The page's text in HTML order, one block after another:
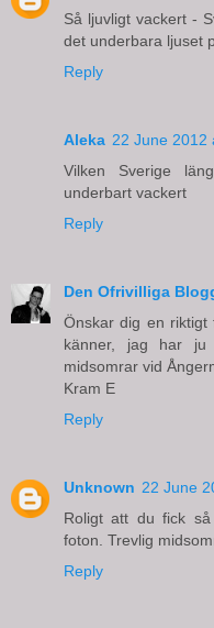
Så ljuvligt vackert -
det underbara ljuset
Reply
Aleka 22 June 2012
Vilken Sverige
underbart vackert
Reply
Den Ofrivilliga
Önskar dig en riktigt
känner, jag har ju
midsomrar vid
Kram E
Reply
Unknown 22 June
Roligt att du fick
foton. Trevlig
Reply